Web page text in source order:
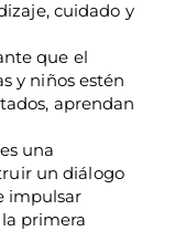
cuidado y
que el
y niños estén
aprendan
una
un diálogo
impulsar
primera